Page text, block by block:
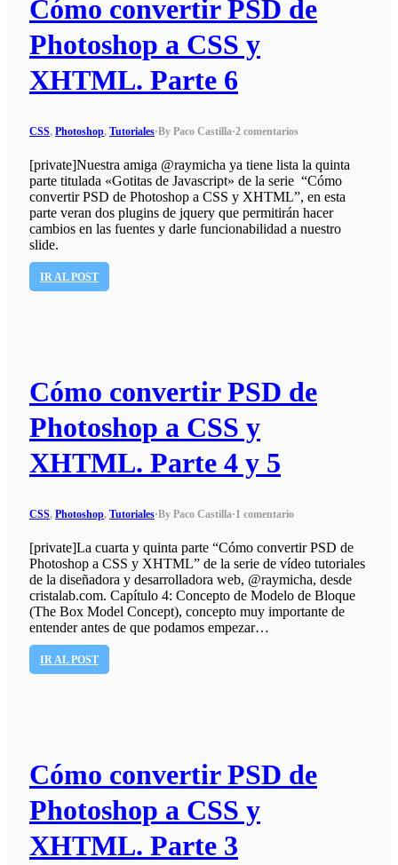
Cómo convertir PSD de
Photoshop a CSS y
XHTML. Parte 6
CSS, Photoshop, Tutoriales·By Paco Castilla·2 comentarios
[private]Nuestra amiga @raymicha ya tiene lista la quinta
parte titulada «Gotitas de Javascript» de la serie “Cómo
convertir PSD de Photoshop a CSS y XHTML”, en esta
parte veran dos plugins de jquery que permitirán hacer
cambios en las fuentes y darle funcionabilidad a nuestro
slide.
IR AL POST
Cómo convertir PSD de
Photoshop a CSS y
XHTML. Parte 4 y 5
CSS, Photoshop, Tutoriales·By Paco Castilla·1 comentario
[private]La cuarta y quinta parte “Cómo convertir PSD de
Photoshop a CSS y XHTML” de la serie de vídeo tutoriales
de la diseñadora y desarrolladora web, @raymicha, desde
cristalab.com. Capítulo 4: Concepto de Modelo de Bloque
(The Box Model Concept), concepto muy importante de
entender antes de que podamos empezar…
IR AL POST
Cómo convertir PSD de
Photoshop a CSS y
XHTML. Parte 3